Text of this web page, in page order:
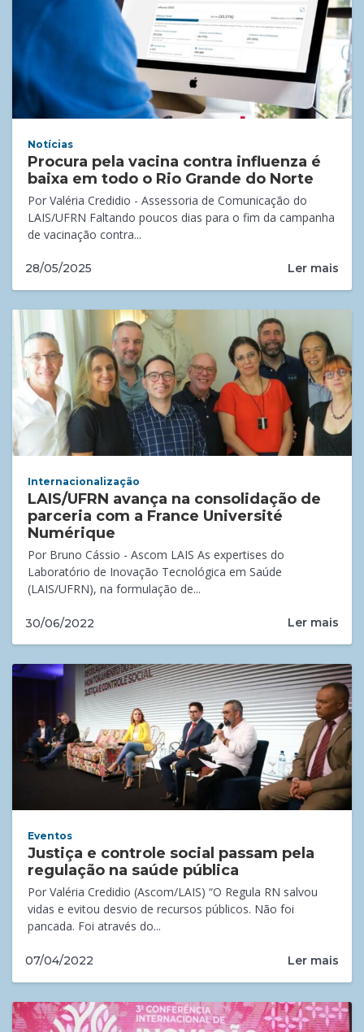
Notícias
Procura pela vacina contra influenza é
baixa em todo o Rio Grande do Norte
Por Valéria Credidio - Assessoria de Comunicação do
LAIS/UFRN Faltando poucos dias para o fim da campanha
de vacinação contra...
28/05/2025 Ler mais
Internacionalização
LAIS/UFRN avança na consolidação de
parceria com a France Université
Numérique
Por Bruno Cássio - Ascom LAIS As expertises do
Laboratório de Inovação Tecnológica em Saúde
(LAIS/UFRN), na formulação de...
30/06/2022 Ler mais
Eventos
Justiça e controle social passam pela
regulação na saúde pública
Por Valéria Credidio (Ascom/LAIS) “O Regula RN salvou
vidas e evitou desvio de recursos públicos. Não foi
pancada. Foi através do...
07/04/2022 Ler mais